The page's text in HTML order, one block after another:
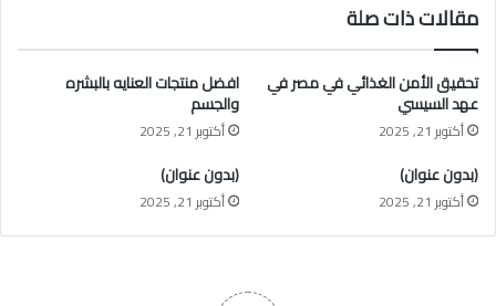
مقالات ذات صلة
تحقيق الأمن الغذائي في مصر في
عهد السيسي
أكتوبر 21, 2025
افضل منتجات العنايه بالبشره
والجسم
أكتوبر 21, 2025
(بدون عنوان)
أكتوبر 21, 2025
(بدون عنوان)
أكتوبر 21, 2025